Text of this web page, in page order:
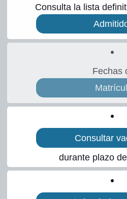
Consulta la lista
Fechas
Consultar
durante plazo